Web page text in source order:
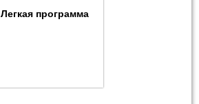
Легкая программа